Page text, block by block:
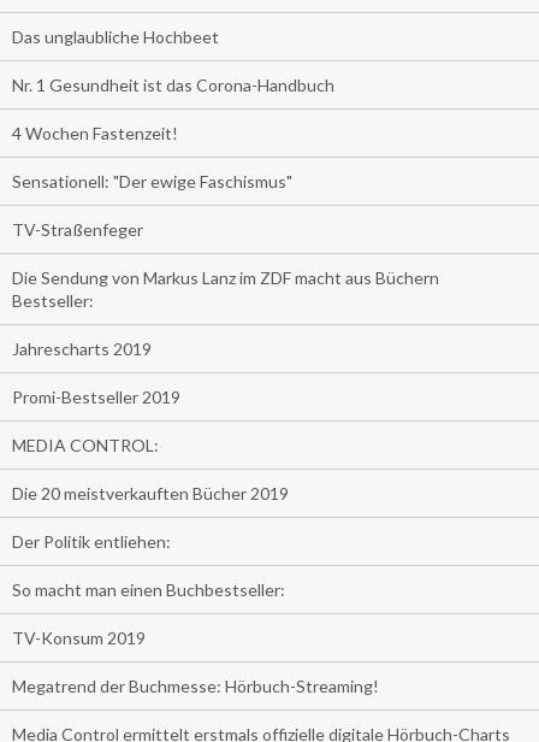
Das unglaubliche Hochbeet
Nr. 1 Gesundheit ist das Corona-Handbuch
4 Wochen Fastenzeit!
Sensationell: "Der ewige Faschismus"
TV-Straßenfeger
Die Sendung von Markus Lanz im ZDF macht aus Büchern
Bestseller:
Jahrescharts 2019
Promi-Bestseller 2019
MEDIA CONTROL:
Die 20 meistverkauften Bücher 2019
Der Politik entliehen:
So macht man einen Buchbestseller:
TV-Konsum 2019
Megatrend der Buchmesse: Hörbuch-Streaming!
Media Control ermittelt erstmals offizielle digitale Hörbuch-Charts